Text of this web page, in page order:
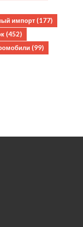
импорт (177)
(452)
(99)